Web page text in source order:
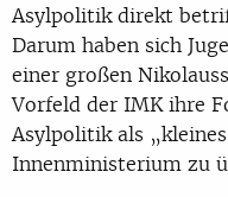
Asylpolitik direkt
Darum haben sich
einer großen
Vorfeld der IMK ihre
Asylpolitik als
Innenministerium zu